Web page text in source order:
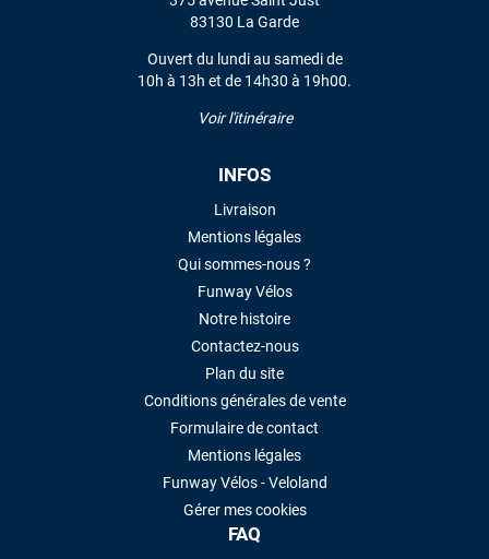
83130 La Garde
Ouvert du lundi au samedi de
10h à 13h et de 14h30 à 19h00.
Voir l'itinéraire
INFOS
Livraison
Mentions légales
Qui sommes-nous ?
Funway Vélos
Notre histoire
Contactez-nous
Plan du site
Conditions générales de vente
Formulaire de contact
Mentions légales
Funway Vélos - Veloland
Gérer mes cookies
FAQ
VOIR TOUS LES AVIS
LAISSER UN AVIS